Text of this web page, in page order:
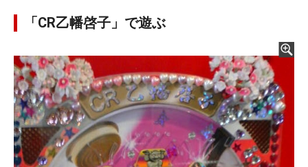
「CR乙幡啓子」で遊ぶ